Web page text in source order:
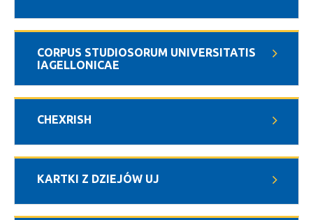
CORPUS STUDIOSORUM UNIVERSITATIS
IAGELLONICAE
CHEXRISH
KARTKI Z DZIEJÓW UJ